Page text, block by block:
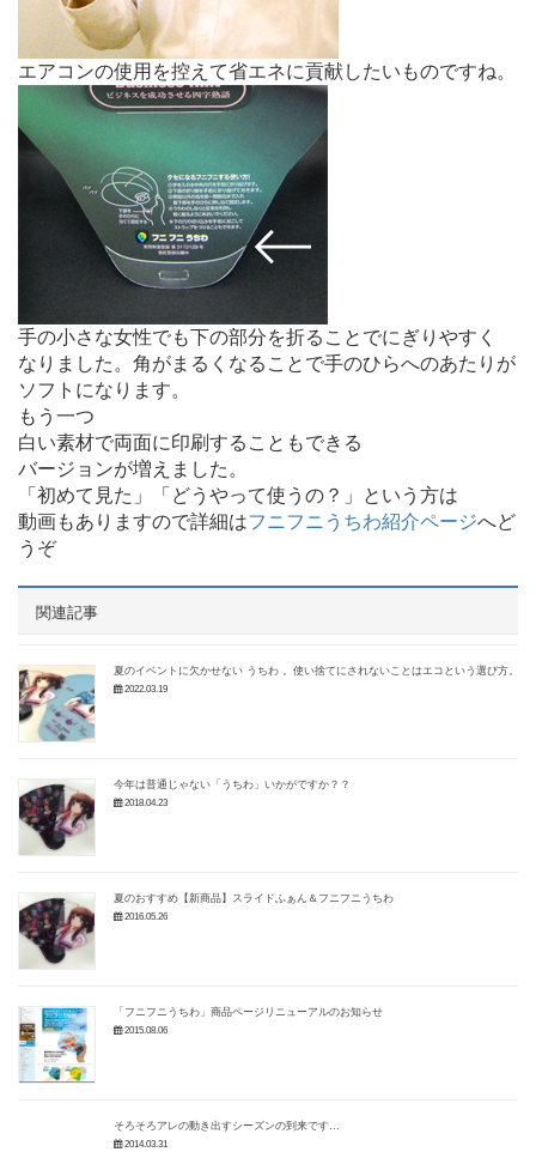
エアコンの使用を控えて省エネに貢献したいものですね。
手の小さな女性でも下の部分を折ることでにぎりやすく
なりました。角がまるくなることで手のひらへのあたりが
ソフトになります。
もう一つ
白い素材で両面に印刷することもできる
バージョンが増えました。
「初めて見た」「どうやって使うの？」という方は
動画もありますので詳細はフニフニうちわ紹介ページへど
うぞ
関連記事
夏のイベントに欠かせない うちわ 。使い捨てにされないことはエコという選び方。
2022.03.19
今年は普通じゃない「うちわ」いかがですか？？
2018.04.23
夏のおすすめ【新商品】スライドふぁん＆フニフニうちわ
2016.05.26
「フニフニうちわ」商品ページリニューアルのお知らせ
2015.08.06
そろそろアレの動き出すシーズンの到来です...
2014.03.31